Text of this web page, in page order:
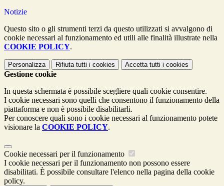
Notizie
Questo sito o gli strumenti terzi da questo utilizzati si avvalgono di
cookie necessari al funzionamento ed utili alle finalità illustrate nella
COOKIE POLICY.
Personalizza Rifiuta tutti i cookies Accetta tutti i cookies
Gestione cookie
In questa schermata è possibile scegliere quali cookie consentire.
I cookie necessari sono quelli che consentono il funzionamento della
piattaforma e non è possibile disabilitarli.
Per conoscere quali sono i cookie necessari al funzionamento potete
visionare la COOKIE POLICY.
Cookie necessari per il funzionamento
I cookie necessari per il funzionamento non possono essere
disabilitati. È possibile consultare l'elenco nella pagina della cookie
policy.